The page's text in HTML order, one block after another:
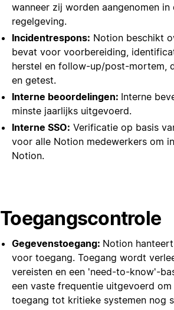
wanneer zij worden aangenomen
regelgeving.
Incidentrespons: Notion beschikt
bevat voor voorbereiding,
herstel en follow-up/post-mortem,
en getest.
Interne beoordelingen: Interne
minste jaarlijks uitgevoerd.
Interne SSO: Verificatie op basis
voor alle Notion medewerkers om
Notion.
Toegangscontrole
Gegevenstoegang: Notion
voor toegang. Toegang wordt
vereisten en een 'need-to-know'-
een vaste frequentie uitgevoerd
toegang tot kritieke systemen nog